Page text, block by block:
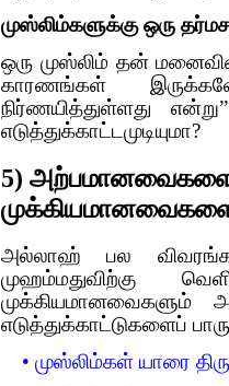
முஸ்லிம்களுக்கு ஒரு
ஒரு முஸ்லிம் தன்
காரணங்கள்
நிர்ணயித்துள்ளது
எடுத்துக்காட்டமுடியுமா?
5) அற்பமானவைகளை
அல்லாஹ் பல
முஹம்மதுவிற்கு
முக்கியமானவைகளும்
எடுத்துக்காட்டுகளைப்
• முஸ்லிம்கள் யாரை